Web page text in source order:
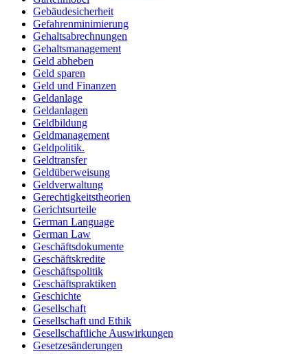
Gebäudesicherheit
Gefahrenminimierung
Gehaltsabrechnungen
Gehaltsmanagement
Geld abheben
Geld sparen
Geld und Finanzen
Geldanlage
Geldanlagen
Geldbildung
Geldmanagement
Geldpolitik.
Geldtransfer
Geldüberweisung
Geldverwaltung
Gerechtigkeitstheorien
Gerichtsurteile
German Language
German Law
Geschäftsdokumente
Geschäftskredite
Geschäftspolitik
Geschäftspraktiken
Geschichte
Gesellschaft
Gesellschaft und Ethik
Gesellschaftliche Auswirkungen
Gesetzesänderungen